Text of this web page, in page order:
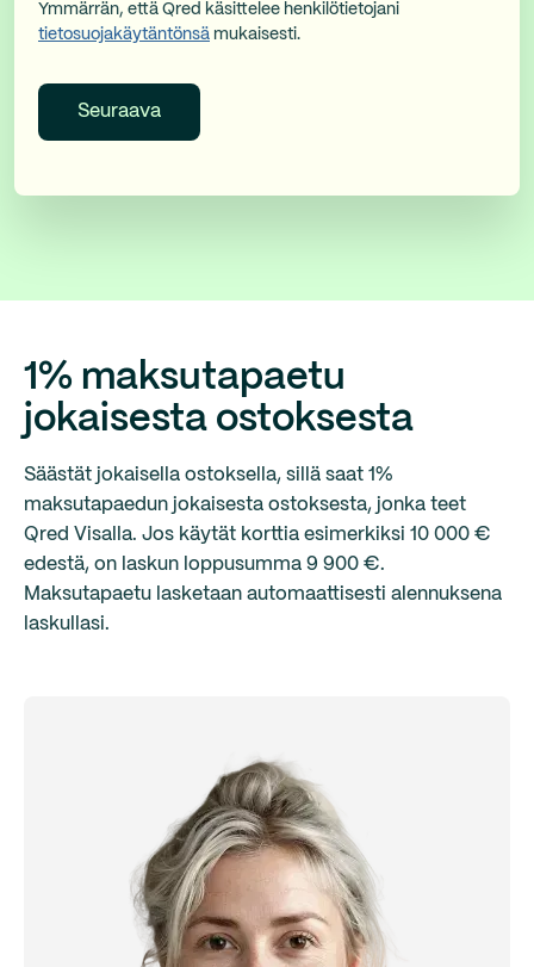
Ymmärrän, että Qred käsittelee henkilötietojani
tietosuojakäytäntönsä mukaisesti.
1% maksutapaetu
jokaisesta ostoksesta
Säästät jokaisella ostoksella, sillä saat 1%
maksutapaedun jokaisesta ostoksesta, jonka teet
Qred Visalla. Jos käytät korttia esimerkiksi 10 000 €
edestä, on laskun loppusumma 9 900 €.
Maksutapaetu lasketaan automaattisesti alennuksena
laskullasi.